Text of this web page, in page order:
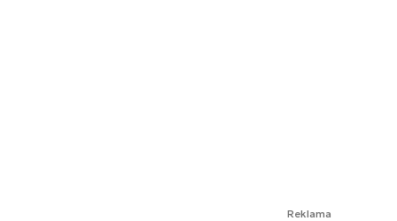
Reklama